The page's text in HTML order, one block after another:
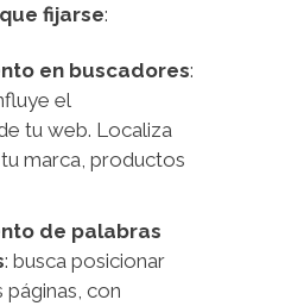
fijarse:
en buscadores:
el
tu web. Localiza
marca, productos
de palabras
: busca posicionar
páginas, con